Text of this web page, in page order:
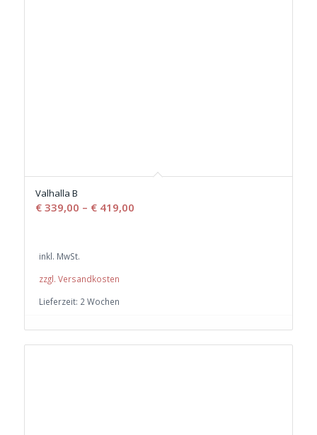
Valhalla B
€339,00 – €419,00
inkl. MwSt.
zzgl. Versandkosten
Lieferzeit: 2 Wochen